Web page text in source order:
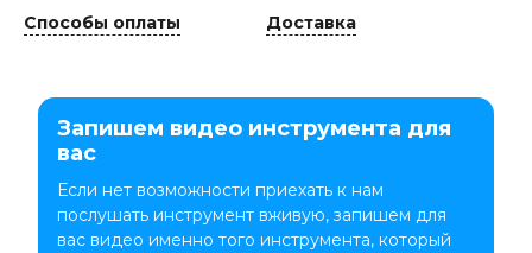
Способы оплаты Доставка
Запишем видео инструмента для
вас
Если нет возможности приехать к нам
послушать инструмент вживую, запишем для
вас видео именно того инструмента, который